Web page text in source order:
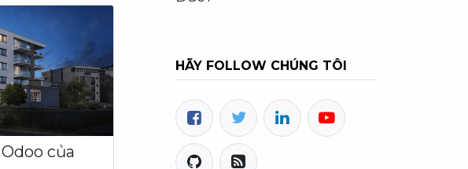
của
HÃY FOLLOW CHÚNG TÔI